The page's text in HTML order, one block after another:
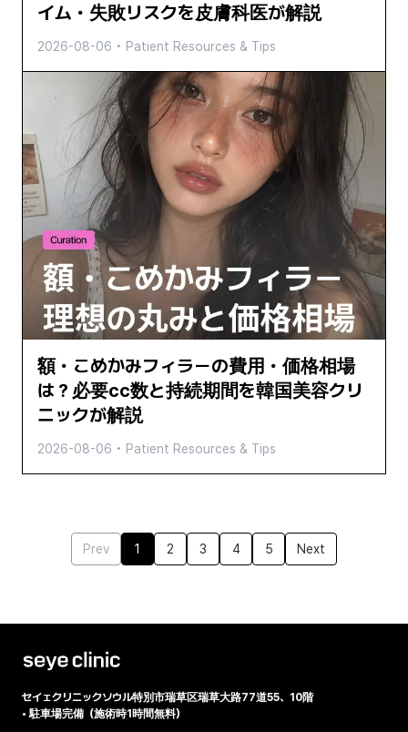
イム・失敗リスクを皮膚科医が解説
2026-08-06 • Patient Resources & Tips
額・こめかみフィラーの費用・価格相場
は？必要cc数と持続期間を韓国美容クリ
ニックが解説
2026-08-06 • Patient Resources & Tips
Prev 1 2 3 4 5 Next
セイェクリニックソウル特別市瑞草区瑞草大路77道55、10階
•駐車場完備（施術時1時間無料）